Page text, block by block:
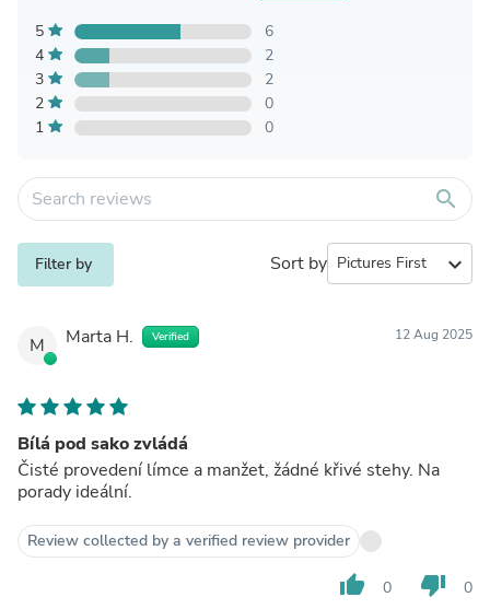
5
6
4
2
3
2
2
0
1
0
search
Filter by Sort by expand_more
M Marta H. Verified 12 Aug 2025
Bílá pod sako zvládá
Čisté provedení límce a manžet, žádné křivé stehy. Na
porady ideální.
Review collected by a verified review provider
thumb_up 0 thumb_down 0